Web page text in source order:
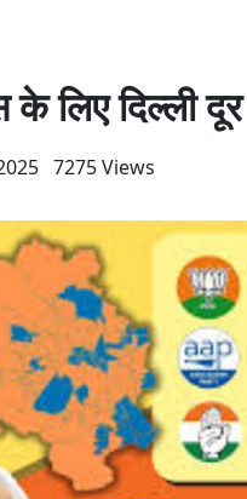
लिए दिल्ली
7275 Views